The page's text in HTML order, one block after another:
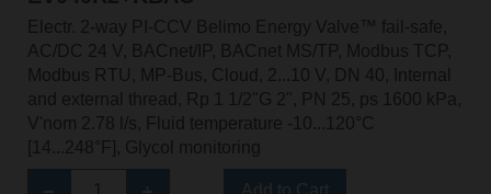
Electr. 2-way PI-CCV Belimo Energy Valve™ fail-safe,
AC/DC 24 V, BACnet/IP, BACnet MS/TP, Modbus TCP,
Modbus RTU, MP-Bus, Cloud, 2...10 V, DN 40, Internal
and external thread, Rp 1 1/2"G 2", PN 25, ps 1600 kPa,
V'nom 2.78 l/s, Fluid temperature -10...120°C
[14...248°F], Glycol monitoring